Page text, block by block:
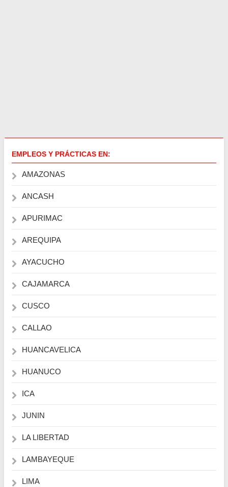
EMPLEOS Y PRÁCTICAS EN:
AMAZONAS
ANCASH
APURIMAC
AREQUIPA
AYACUCHO
CAJAMARCA
CUSCO
CALLAO
HUANCAVELICA
HUANUCO
ICA
JUNIN
LA LIBERTAD
LAMBAYEQUE
LIMA